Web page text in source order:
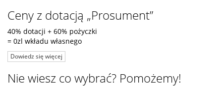
Ceny z dotacją „Prosument”
40% dotacji + 60% pożyczki
= 0zl wkładu własnego
Dowiedz się więcej
Nie wiesz co wybrać? Pomożemy!